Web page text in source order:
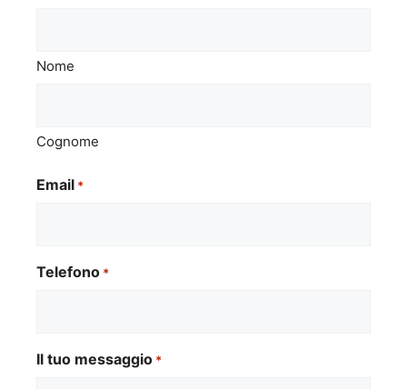
Nome
Cognome
Email *
Telefono *
Il tuo messaggio *